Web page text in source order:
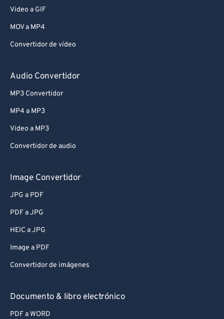
Video a GIF
MOV a MP4
Convertidor de vídeo
Audio Convertidor
MP3 Convertidor
MP4 a MP3
Video a MP3
Convertidor de audio
Image Convertidor
JPG a PDF
PDF a JPG
HEIC a JPG
Image a PDF
Convertidor de imágenes
Documento & libro electrónico
PDF a WORD